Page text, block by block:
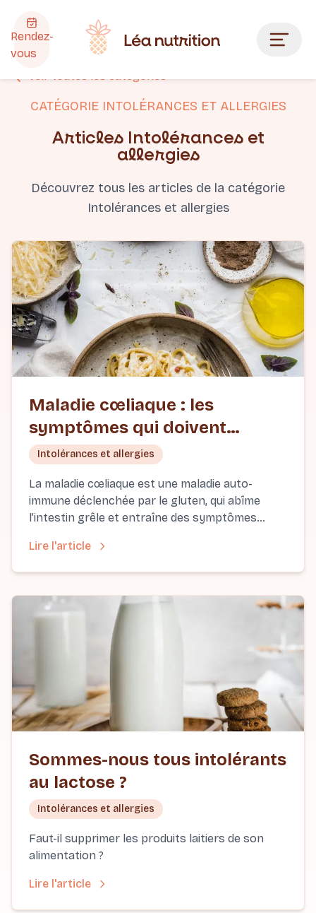
Rendez-
vous
Voir toutes les catégories
CATÉGORIE INTOLÉRANCES ET ALLERGIES
Articles
Intolérances et
allergies
Découvrez tous les articles de la catégorie
Intolérances et allergies
Maladie cœliaque : les
symptômes qui doivent
alerter
Intolérances et allergies
La maladie cœliaque est une maladie auto-
immune déclenchée par le gluten, qui abîme
l’intestin grêle et entraîne des symptômes
chronique. Découvrez ses signes, son
diagnostic et l’alimentation sans gluten
Lire l'article
Sommes-nous tous intolérants
au lactose ?
Intolérances et allergies
Faut-il supprimer les produits laitiers de son
alimentation ?
Lire l'article